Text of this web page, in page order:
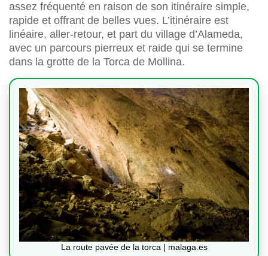
assez fréquenté en raison de son itinéraire simple,
rapide et offrant de belles vues. L’itinéraire est
linéaire, aller-retour, et part du village d’Alameda,
avec un parcours pierreux et raide qui se termine
dans la grotte de la Torca de Mollina.
La route pavée de la torca | malaga.es